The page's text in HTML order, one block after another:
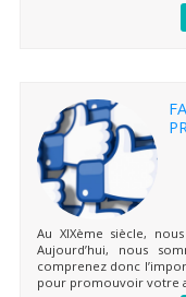
Au XIXème siècle,
Aujourd’hui, nous
comprenez donc
pour promouvoir votre